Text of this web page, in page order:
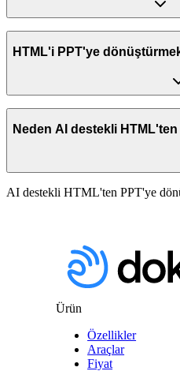
Öğrenciler, öğretmenler, iş
HTML'i PPT'ye
HTML'ten PPT'ye dönüşüm
Neden AI destekli
AI destekli HTML'ten PPT'ye
Ürün
Özellikler
Araçlar
Fiyat